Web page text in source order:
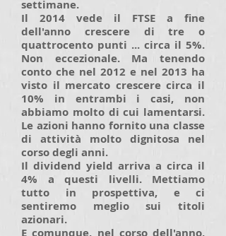
settimane.
Il 2014 vede il FTSE a fine
dell'anno crescere di tre o
quattrocento punti ... circa il 5%.
Non eccezionale. Ma tenendo
conto che nel 2012 e nel 2013 ha
visto il mercato crescere circa il
10% in entrambi i casi, non
abbiamo molto di cui lamentarsi.
Le azioni hanno fornito una classe
di attività molto dignitosa nel
corso degli anni.
Il dividend yield arriva a circa il
4% a questi livelli. Mettiamo
tutto in prospettiva, e ci
sentiremo meglio sui titoli
azionari.
E comunque, nel corso dell'anno,